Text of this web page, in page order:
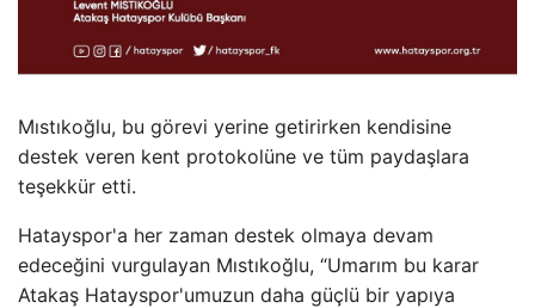
Mıstıkoğlu, bu görevi yerine getirirken kendisine
destek veren kent protokolüne ve tüm paydaşlara
teşekkür etti.
Hatayspor'a her zaman destek olmaya devam
edeceğini vurgulayan Mıstıkoğlu, “Umarım bu karar
Atakaş Hatayspor'umuzun daha güçlü bir yapıya